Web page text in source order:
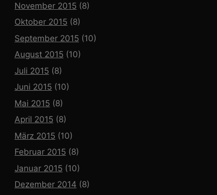
November 2015 (8)
Oktober 2015 (8)
September 2015 (10)
August 2015 (10)
Juli 2015 (8)
Juni 2015 (10)
Mai 2015 (8)
April 2015 (8)
März 2015 (10)
Februar 2015 (8)
Januar 2015 (10)
Dezember 2014 (8)